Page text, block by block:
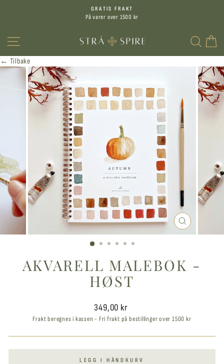
Sett
pause
GRATIS FRAKT
På varer over 1500 kr
SØK
← Tilbake
LUKK
VINDUET
AKVARELL MALEBOK -
HØST
Ordinær
pris
349,00 kr
Frakt beregnes i kassen - Fri frakt på bestillinger over 1500 kr
LEGG I HÅNDKURV